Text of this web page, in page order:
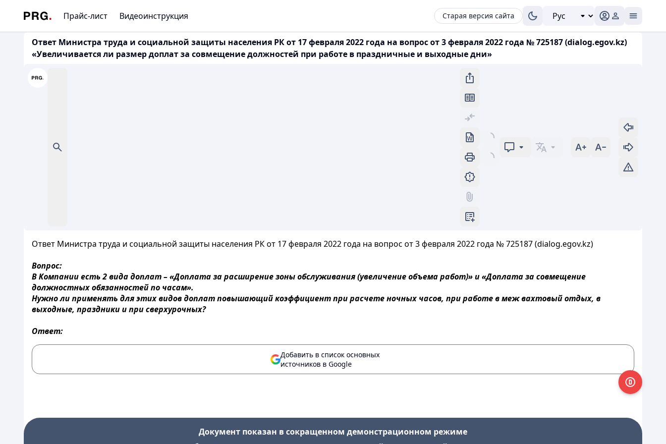
Прайс-лист Видеоинструкция Старая версия сайта
Ответ Министра труда и социальной защиты населения РК от 17 февраля 2022 года на вопрос от 3 февраля 2022 года № 725187 (dialog.egov.kz)
«Увеличивается ли размер доплат за совмещение должностей при работе в праздничные и выходные дни»
Ответ Министра труда и социальной защиты населения РК от 17 февраля 2022 года на вопрос от 3 февраля 2022 года № 725187 (dialog.egov.kz)
Вопрос:
В Компании есть 2 вида доплат – «Доплата за расширение зоны обслуживания (увеличение объема работ)» и «Доплата за совмещение
должностных обязанностей по часам».
Нужно ли применять для этих видов доплат повышающий коэффициент при расчете ночных часов, при работе в меж вахтовый отдых, в
выходные, праздники и при сверхурочных?
Ответ:
Добавить в список основных
источников в Google
Документ показан в сокращенном демонстрационном режиме